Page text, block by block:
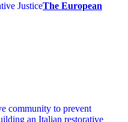
The European